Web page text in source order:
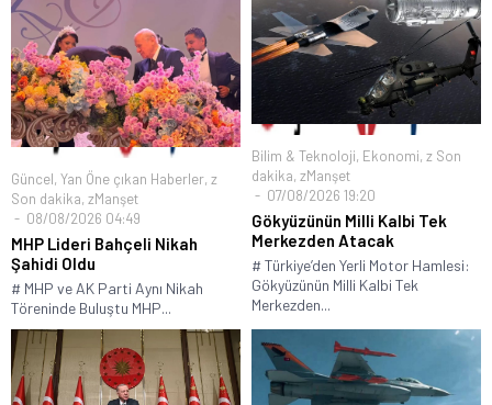
Güncel, Yan Öne çıkan Haberler, z
Son dakika, zManşet
08/08/2026 04:49
MHP Lideri Bahçeli Nikah
Şahidi Oldu
# MHP ve AK Parti Aynı Nikah
Töreninde Buluştu MHP...
Bilim & Teknoloji, Ekonomi, z Son
dakika, zManşet
07/08/2026 19:20
Gökyüzünün Milli Kalbi Tek
Merkezden Atacak
# Türkiye’den Yerli Motor Hamlesi:
Gökyüzünün Milli Kalbi Tek
Merkezden...